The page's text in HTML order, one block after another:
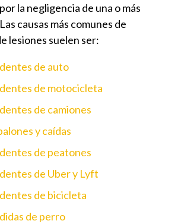
la negligencia de una o más
causas más comunes de
lesiones suelen ser:
de auto
de motocicleta
de camiones
y caídas
de peatones
de Uber y Lyft
de bicicleta
de perro